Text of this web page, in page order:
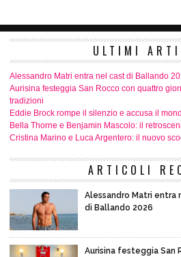
ULTIMI
Alessandro Matri entra nel cast di Ballando
Aurisina festeggia San Rocco con quattro
tradizioni
Eddie Brock rompe il silenzio e accusa il
Bella Thorne e Benjamin Mascolo: il
Cristina Marino e Luca Argentero: il nuovo
ARTICOLI
Alessandro Matri entra
di Ballando 2026
Aurisina festeggia San